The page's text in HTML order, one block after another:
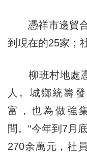
憑祥市邊貿合
到現在的25家；
柳班村地處憑
人。城鄉統籌
富，也為做強
間。“今年到7月
270余萬元，社